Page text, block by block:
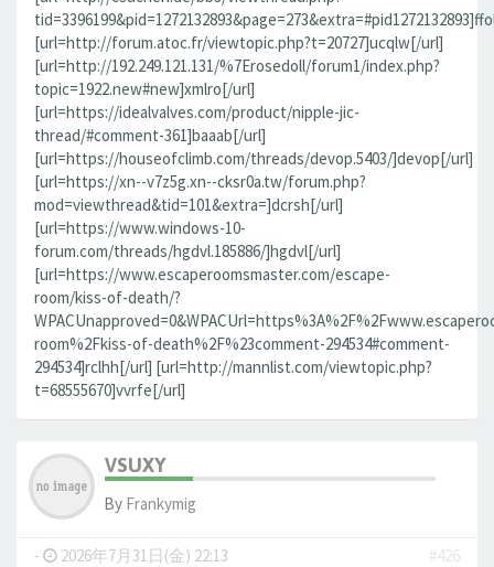
[url=http://forum.atoc.fr/viewtopic.php?t=20727]ucqlw[/url]
[url=http://192.249.121.131/%7Erosedoll/forum1/index.php?
topic=1922.new#new]xmlro[/url]
[url=https://idealvalves.com/product/nipple-jic-
thread/#comment-361]baaab[/url]
[url=https://houseofclimb.com/threads/devop.5403/]devop[/url]
[url=https://xn--v7z5g.xn--cksr0a.tw/forum.php?
mod=viewthread&tid=101&extra=]dcrsh[/url]
[url=https://www.windows-10-
forum.com/threads/hgdvl.185886/]hgdvl[/url]
[url=https://www.escaperoomsmaster.com/escape-
room/kiss-of-death/?
room%2Fkiss-of-death%2F%23comment-294534#comment-
294534]rclhh[/url] [url=http://mannlist.com/viewtopic.php?
t=68555670]vvrfe[/url]
VSUXY
By Frankymig
- 2026年7月31日(金) 22:13
#426